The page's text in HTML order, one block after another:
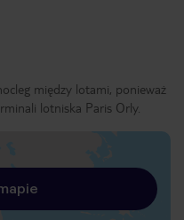
między lotami, ponieważ
lotniska Paris Orly.